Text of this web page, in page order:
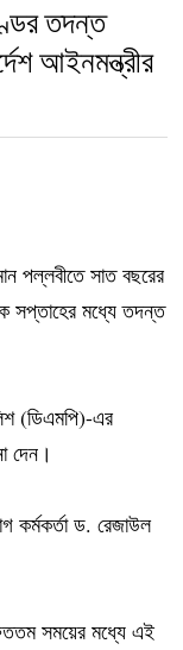
তদন্ত
আইনমন্ত্রীর
পল্লবীতে সাত বছরের
সপ্তাহের মধ্যে তদন্ত
(ডিএমপি)-এর
দেন।
কর্মকর্তা ড. রেজাউল
সময়ের মধ্যে এই